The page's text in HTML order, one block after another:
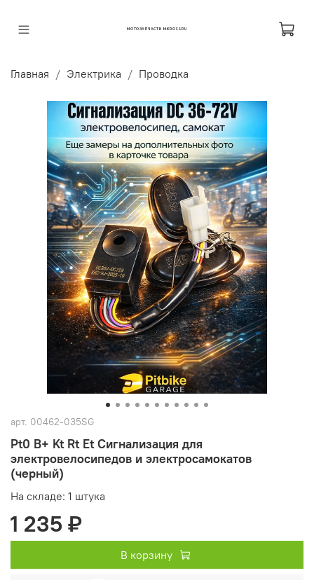
МОТОЗАПЧАСТИ MKROSS.RU
Главная Электрика Проводка
арт. 00462-035SG
Pt0 B+ Kt Rt Et Сигнализация для
электровелосипедов и электросамокатов
(черный)
На складе: 1 штука
1 235 ₽
В корзину